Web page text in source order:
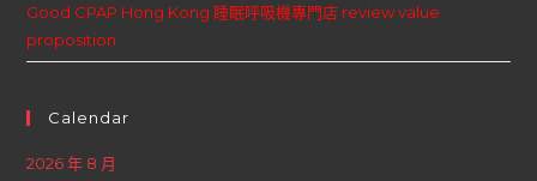
Good CPAP Hong Kong 睡眠呼吸機專門店 review value
proposition
Calendar
2026 年 8 月